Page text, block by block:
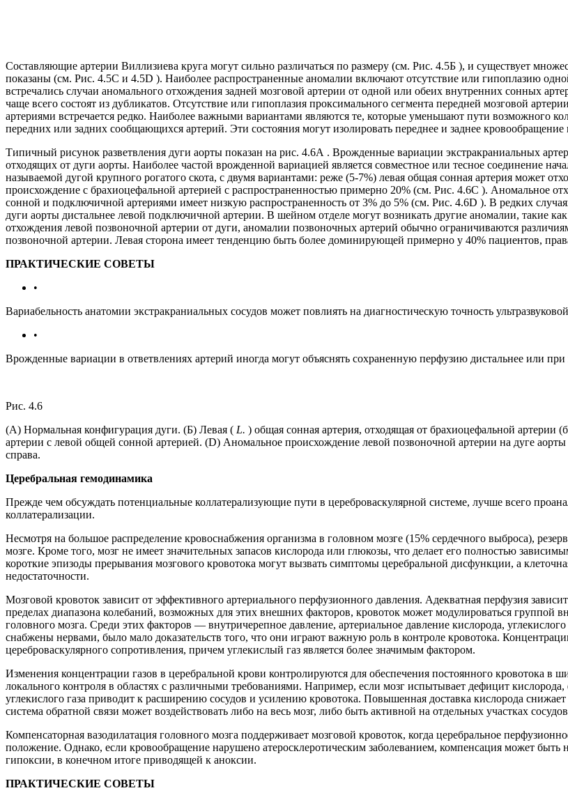
Составляющие артерии Виллизиева круга могут сильно различаться по размеру (см. Рис. 4.5Б ), и существует
показаны (см. Рис. 4.5C и 4.5D ). Наиболее распространенные аномалии включают отсутствие или гипоплазию
встречались случаи аномального отхождения задней мозговой артерии от одной или обеих внутренних сонных
чаще всего состоят из дубликатов. Отсутствие или гипоплазия проксимального сегмента передней мозговой
артериями встречается редко. Наиболее важными вариантами являются те, которые уменьшают пути возможного
передних или задних сообщающихся артерий. Эти состояния могут изолировать переднее и заднее
Типичный рисунок разветвления дуги аорты показан на рис. 4.6А . Врожденные вариации экстракраниальных
отходящих от дуги аорты. Наиболее частой врожденной вариацией является совместное или тесное соединение
называемой дугой крупного рогатого скота, с двумя вариантами: реже (5-7%) левая общая сонная артерия может
происхождение с брахиоцефальной артерией с распространенностью примерно 20% (см. Рис. 4.6C ). Аномальное
сонной и подключичной артериями имеет низкую распространенность от 3% до 5% (см. Рис. 4.6D ). В редких
дуги аорты дистальнее левой подключичной артерии. В шейном отделе могут возникать другие аномалии, такие
отхождения левой позвоночной артерии от дуги, аномалии позвоночных артерий обычно ограничиваются
позвоночной артерии. Левая сторона имеет тенденцию быть более доминирующей примерно у 40% пациентов,
ПРАКТИЧЕСКИЕ СОВЕТЫ
•
Вариабельность анатомии экстракраниальных сосудов может повлиять на диагностическую точность
•
Врожденные вариации в ответвлениях артерий иногда могут объяснять сохраненную перфузию дистальнее или
Рис. 4.6
(А) Нормальная конфигурация дуги. (Б) Левая ( L. ) общая сонная артерия, отходящая от брахиоцефальной артерии
артерии с левой общей сонной артерией. (D) Аномальное происхождение левой позвоночной артерии на дуге
справа.
Церебральная гемодинамика
Прежде чем обсуждать потенциальные коллатерализующие пути в цереброваскулярной системе, лучше всего
коллатерализации.
Несмотря на большое распределение кровоснабжения организма в головном мозге (15% сердечного выброса),
мозге. Кроме того, мозг не имеет значительных запасов кислорода или глюкозы, что делает его полностью
короткие эпизоды прерывания мозгового кровотока могут вызвать симптомы церебральной дисфункции, а
недостаточности.
Мозговой кровоток зависит от эффективного артериального перфузионного давления. Адекватная перфузия
пределах диапазона колебаний, возможных для этих внешних факторов, кровоток может модулироваться группой
головного мозга. Среди этих факторов — внутричерепное давление, артериальное давление кислорода,
снабжены нервами, было мало доказательств того, что они играют важную роль в контроле кровотока.
цереброваскулярного сопротивления, причем углекислый газ является более значимым фактором.
Изменения концентрации газов в церебральной крови контролируются для обеспечения постоянного кровотока в
локального контроля в областях с различными требованиями. Например, если мозг испытывает дефицит
углекислого газа приводит к расширению сосудов и усилению кровотока. Повышенная доставка кислорода
система обратной связи может воздействовать либо на весь мозг, либо быть активной на отдельных участках
Компенсаторная вазодилатация головного мозга поддерживает мозговой кровоток, когда церебральное
положение. Однако, если кровообращение нарушено атеросклеротическим заболеванием, компенсация может
гипоксии, в конечном итоге приводящей к аноксии.
ПРАКТИЧЕСКИЕ СОВЕТЫ